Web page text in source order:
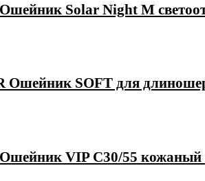
Solar Night M
Ошейник SOFT для
VIP C30/55